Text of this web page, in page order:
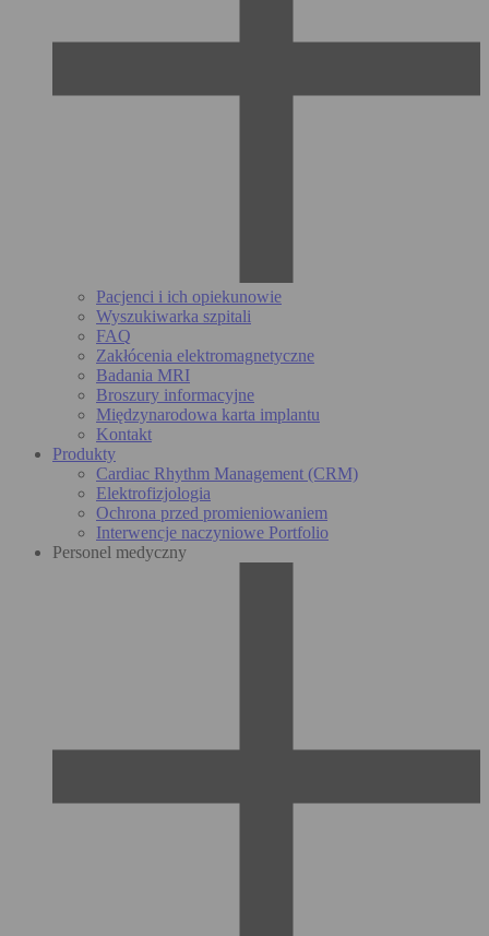
Pacjenci i ich opiekunowie
Wyszukiwarka szpitali
FAQ
Zakłócenia elektromagnetyczne
Badania MRI
Broszury informacyjne
Międzynarodowa karta implantu
Kontakt
Produkty
Cardiac Rhythm Management (CRM)
Elektrofizjologia
Ochrona przed promieniowaniem
Interwencje naczyniowe Portfolio
Personel medyczny